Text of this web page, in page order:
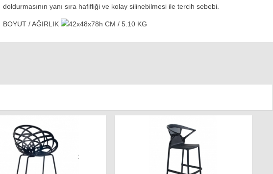
doldurmasının yanı sıra hafifliği ve kolay silinebilmesi ile tercih sebebi.
BOYUT / AĞIRLIK 42x48x78h CM / 5.10 KG